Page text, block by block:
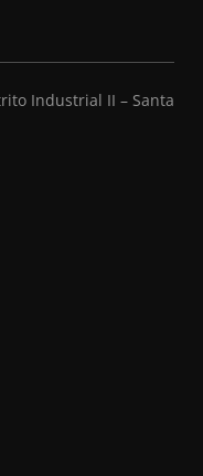
Industrial II – Santa